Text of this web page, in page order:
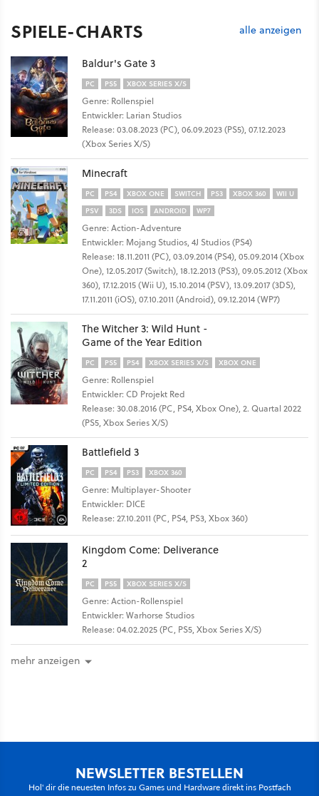
SPIELE-CHARTS alle anzeigen
Baldur's Gate 3
PC PS5 XBOX SERIES X/S
Genre: Rollenspiel
Entwickler: Larian Studios
Release: 03.08.2023 (PC), 06.09.2023 (PS5), 07.12.2023
(Xbox Series X/S)
Minecraft
PC PS4 XBOX ONE SWITCH PS3 XBOX 360
WII U
PSV
3DS IOS ANDROID WP7
Genre: Action-Adventure
Entwickler: Mojang Studios, 4J Studios (PS4)
Release: 18.11.2011 (PC), 03.09.2014 (PS4), 05.09.2014 (Xbox
One), 12.05.2017 (Switch), 18.12.2013 (PS3), 09.05.2012 (Xbox
360), 17.12.2015 (Wii U), 15.10.2014 (PSV), 13.09.2017 (3DS),
17.11.2011 (iOS), 07.10.2011 (Android), 09.12.2014 (WP7)
The Witcher 3: Wild Hunt -
Game of the Year Edition
PC PS5 PS4 XBOX SERIES X/S XBOX ONE
Genre: Rollenspiel
Entwickler: CD Projekt Red
Release: 30.08.2016 (PC, PS4, Xbox One), 2. Quartal 2022
(PS5, Xbox Series X/S)
Battlefield 3
PC PS4 PS3 XBOX 360
Genre: Multiplayer-Shooter
Entwickler: DICE
Release: 27.10.2011 (PC, PS4, PS3, Xbox 360)
Kingdom Come: Deliverance
2
PC PS5 XBOX SERIES X/S
Genre: Action-Rollenspiel
Entwickler: Warhorse Studios
Release: 04.02.2025 (PC, PS5, Xbox Series X/S)
mehr anzeigen
NEWSLETTER BESTELLEN
Hol' dir die neuesten Infos zu Games und Hardware direkt ins Postfach